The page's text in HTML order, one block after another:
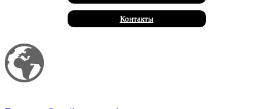
Контакты